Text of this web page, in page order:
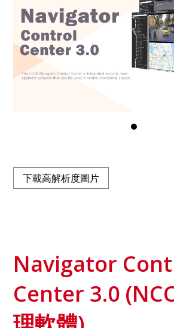
下載高解析度圖片
Navigator
Center 3.0